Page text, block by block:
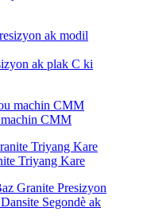
ak plak C ki
machin CMM
Triyang Kare